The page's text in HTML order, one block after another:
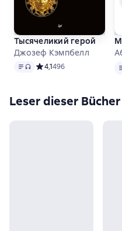
Тысячеликий герой
Джозеф Кэмпбелл
Text, Audioformat verfügbar
Средний рейтинг 4,1 на
4,1496
Leser dieser